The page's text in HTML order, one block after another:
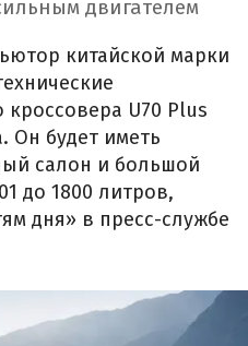
двигателем
китайской марки
кроссовера U70 Plus
Он будет иметь
салон и большой
до 1800 литров,
дня» в пресс-службе